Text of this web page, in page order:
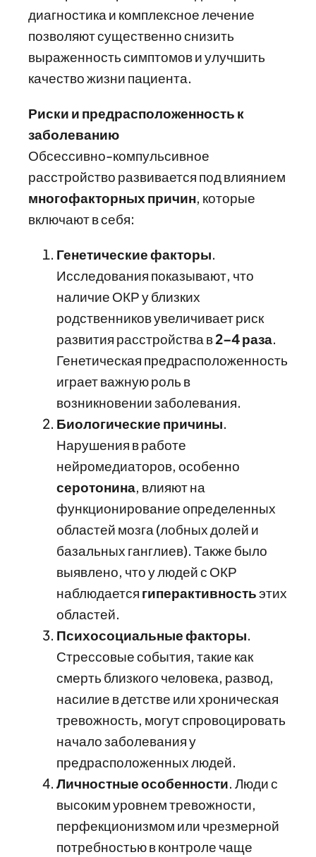
диагностика и комплексное лечение
позволяют существенно снизить
выраженность симптомов и улучшить
качество жизни пациента.
Риски и предрасположенность к
заболеванию
Обсессивно-компульсивное
расстройство развивается под влиянием
многофакторных причин, которые
включают в себя:
Генетические факторы.
Исследования показывают, что
наличие ОКР у близких
родственников увеличивает риск
развития расстройства в2–4 раза.
Генетическая предрасположенность
играет важную роль в
возникновении заболевания.
Биологические причины.
Нарушения в работе
нейромедиаторов, особенно
серотонина, влияют на
функционирование определенных
областей мозга (лобных долей и
базальных ганглиев). Также было
выявлено, что у людей с ОКР
наблюдается гиперактивностьэтих
областей.
Психосоциальные факторы.
Стрессовые события, такие как
смерть близкого человека, развод,
насилие в детстве или хроническая
тревожность, могут спровоцировать
начало заболевания у
предрасположенных людей.
Личностные особенности. Люди с
высоким уровнем тревожности,
перфекционизмом или чрезмерной
потребностью в контроле чаще